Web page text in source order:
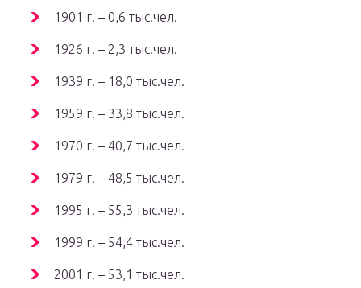
1901 г. – 0,6 тыс.чел.
1926 г. – 2,3 тыс.чел.
1939 г. – 18,0 тыс.чел.
1959 г. – 33,8 тыс.чел.
1970 г. – 40,7 тыс.чел.
1979 г. – 48,5 тыс.чел.
1995 г. – 55,3 тыс.чел.
1999 г. – 54,4 тыс.чел.
2001 г. – 53,1 тыс.чел.